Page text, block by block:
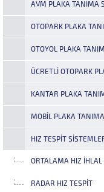
AVM PLAKA TANIMA
OTOPARK PLAKA
OTOYOL PLAKA
ÜCRETLI OTOPARK
KANTAR PLAKA
MOBIL PLAKA TANIMA
HIZ TESPIT
ORTALAMA HIZ İHLAL
RADAR HIZ TESPIT